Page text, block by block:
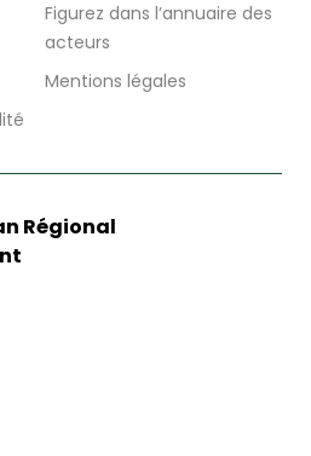
Figurez dans l’annuaire des
acteurs
Mentions légales
Régional